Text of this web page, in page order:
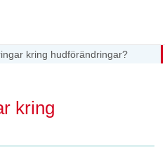
kring hudförändringar?
kring